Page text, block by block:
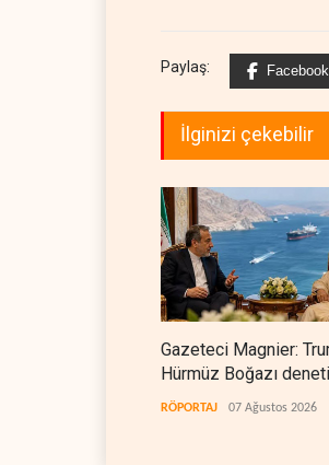
Paylaş: Facebook
İlginizi çekebilir
Gazeteci Magnier:
Hürmüz Boğazı
doğrudan İran ve
RÖPORTAJ 07 Ağustos 2026